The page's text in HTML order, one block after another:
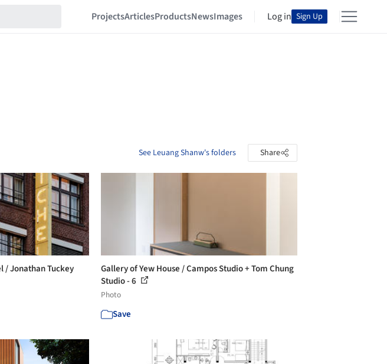
ProjectsArticlesProductsNewsImages Log in Sign Up
See Leuang Shanw's folders Share
/ Jonathan Tuckey
Gallery of Yew House / Campos Studio + Tom Chung
Studio - 6
Photo
Save